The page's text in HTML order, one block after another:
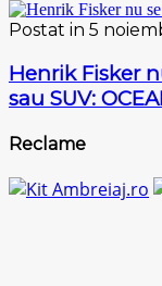
Postat in 5
Henrik Fisker
sau SUV:
Reclame